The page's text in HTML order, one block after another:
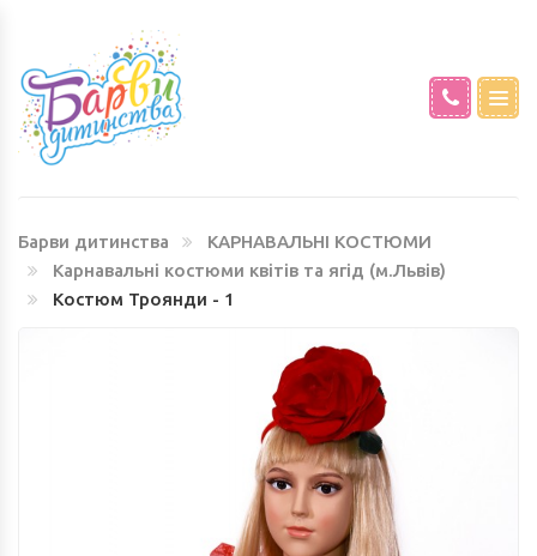
КАРНАВАЛЬНІ КОСТЮМИ ПОРИ РОКУ
І ПРИРОДА (М.ЛЬВІВ)
ГОРОД НАПРОКАТ (М.ЛЬВІВ)
КАРНАВАЛЬНІ КОСТЮМИ ПТАХІВ ТА
СВЯТКОВІ СУКНІ
Барви дитинства
КАРНАВАЛЬНІ КОСТЮМИ
Карнавальні костюми квітів та ягід (м.Львів)
Костюм Троянди - 1